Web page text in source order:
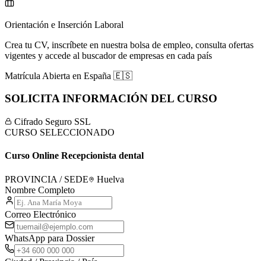
Orientación e Inserción Laboral
Crea tu CV, inscríbete en nuestra bolsa de empleo, consulta ofertas
vigentes y accede al buscador de empresas en cada país
Matrícula Abierta en España 🇪🇸
SOLICITA INFORMACIÓN DEL CURSO
Cifrado Seguro SSL
CURSO SELECCIONADO
Curso Online Recepcionista dental
PROVINCIA / SEDE
Huelva
Nombre Completo
Correo Electrónico
WhatsApp para Dossier